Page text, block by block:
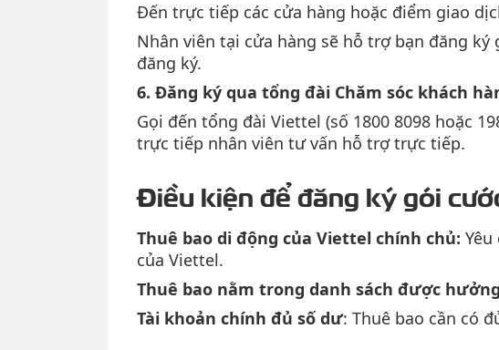
Đến trực tiếp các cửa hàng hoặc điểm giao
Nhân viên tại cửa hàng sẽ hỗ trợ bạn đăng
đăng ký.
6. Đăng ký qua tổng đài Chăm sóc khách
Gọi đến tổng đài Viettel (số 1800 8098 hoặc
trực tiếp nhân viên tư vấn hỗ trợ trực tiếp.
Điều kiện để đăng ký gói
Thuê bao di động của Viettel chính chủ:
của Viettel.
Thuê bao nằm trong danh sách được
Tài khoản chính đủ số dư: Thuê bao cần có